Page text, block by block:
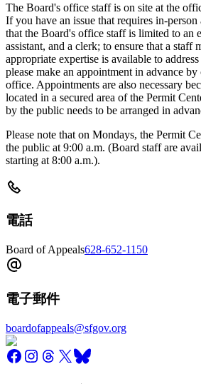
The Board's office staff is on site at the
If you have an issue that requires in-person
that the Board's office staff is limited to an
assistant, and a clerk; to ensure that a staff
appropriate expertise is available to
please make an appointment in advance
office. Appointments are also necessary
located in a secured area of the Permit
by the public needs to be arranged in
Please note that on Mondays, the Permit
the public at 9:00 a.m. (Board staff are
starting at 8:00 a.m.).
電話
Board of Appeals628-652-1150
電子郵件
boardofappeals@sfgov.org